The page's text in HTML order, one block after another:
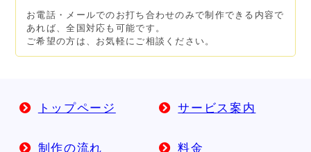
お電話・メールでのお打ち合わせのみで制作できる内容で
あれば、全国対応も可能です。
ご希望の方は、お気軽にご相談ください。
トップページ サービス案内
制作の流れ 料金